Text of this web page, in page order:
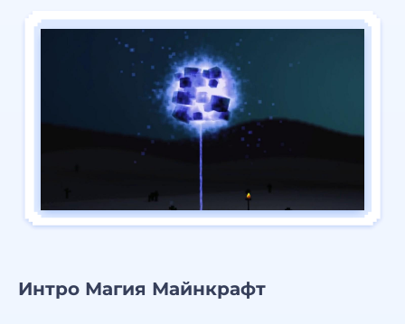
Интро Магия Майнкрафт